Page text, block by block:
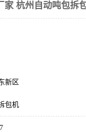
家 杭州自动吨包拆
新区
包机